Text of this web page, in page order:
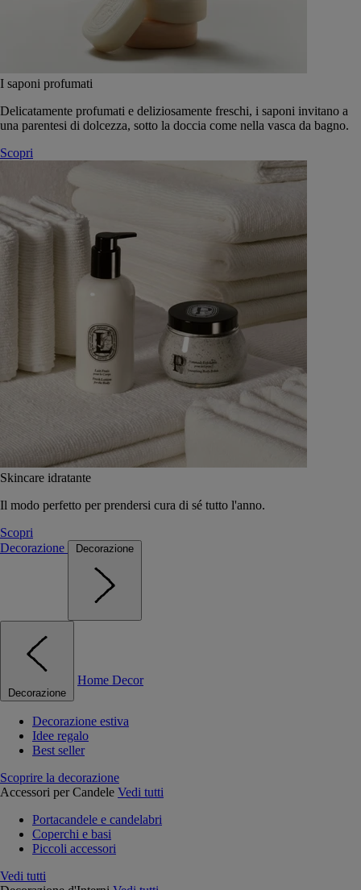
I saponi profumati
Delicatamente profumati e deliziosamente freschi, i saponi invitano a
una parentesi di dolcezza, sotto la doccia come nella vasca da bagno.
Scopri
Skincare idratante
Il modo perfetto per prendersi cura di sé tutto l'anno.
Scopri
Decorazione
Decorazione
Decorazione
Home Decor
Decorazione estiva
Idee regalo
Best seller
Scoprire la decorazione
Accessori per Candele Vedi tutti
Portacandele e candelabri
Coperchi e basi
Piccoli accessori
Vedi tutti